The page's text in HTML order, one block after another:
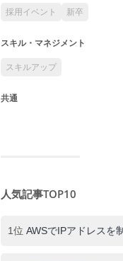
採用イベント 新卒
スキル・マネジメント
スキルアップ
共通
人気記事TOP10
1位 AWSでIPアドレスを